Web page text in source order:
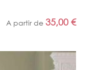
A partir de35,00€